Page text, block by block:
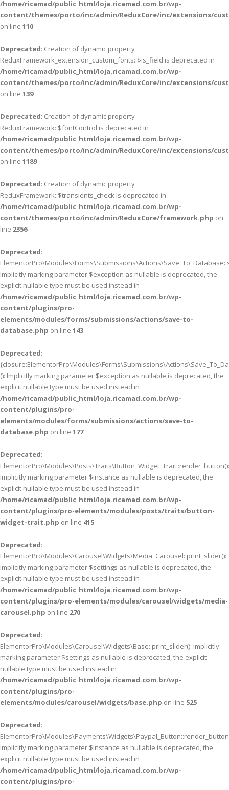
/home/ricamad/public_html/loja.ricamad.com.br/wp-
content/themes/porto/inc/admin/ReduxCore/inc/extensions/
on line 110
Deprecated: Creation of dynamic property
ReduxFramework_extension_custom_fonts::$is_field is deprecated in
/home/ricamad/public_html/loja.ricamad.com.br/wp-
content/themes/porto/inc/admin/ReduxCore/inc/extensions/
on line 139
Deprecated: Creation of dynamic property
ReduxFramework::$fontControl is deprecated in
/home/ricamad/public_html/loja.ricamad.com.br/wp-
content/themes/porto/inc/admin/ReduxCore/inc/extensions/
on line 1189
Deprecated: Creation of dynamic property
ReduxFramework::$transients_check is deprecated in
/home/ricamad/public_html/loja.ricamad.com.br/wp-
content/themes/porto/inc/admin/ReduxCore/framework.php on
line 2356
Deprecated:
Implicitly marking parameter $exception as nullable is deprecated, the
explicit nullable type must be used instead in
/home/ricamad/public_html/loja.ricamad.com.br/wp-
content/plugins/pro-
elements/modules/forms/submissions/actions/save-to-
database.php on line 143
Deprecated:
(): Implicitly marking parameter $exception as nullable is deprecated, the
explicit nullable type must be used instead in
/home/ricamad/public_html/loja.ricamad.com.br/wp-
content/plugins/pro-
elements/modules/forms/submissions/actions/save-to-
database.php on line 177
Deprecated:
ElementorPro\Modules\Posts\Traits\Button_Widget_Trait::render_button():
Implicitly marking parameter $instance as nullable is deprecated, the
explicit nullable type must be used instead in
/home/ricamad/public_html/loja.ricamad.com.br/wp-
content/plugins/pro-elements/modules/posts/traits/button-
widget-trait.php on line 415
Deprecated:
ElementorPro\Modules\Carousel\Widgets\Media_Carousel::print_slider():
Implicitly marking parameter $settings as nullable is deprecated, the
explicit nullable type must be used instead in
/home/ricamad/public_html/loja.ricamad.com.br/wp-
content/plugins/pro-elements/modules/carousel/widgets/media-
carousel.php on line 270
Deprecated:
ElementorPro\Modules\Carousel\Widgets\Base::print_slider(): Implicitly
marking parameter $settings as nullable is deprecated, the explicit
nullable type must be used instead in
/home/ricamad/public_html/loja.ricamad.com.br/wp-
content/plugins/pro-
elements/modules/carousel/widgets/base.php on line 525
Deprecated:
Implicitly marking parameter $instance as nullable is deprecated, the
explicit nullable type must be used instead in
/home/ricamad/public_html/loja.ricamad.com.br/wp-
content/plugins/pro-